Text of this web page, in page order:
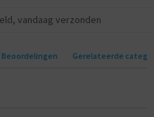
vandaag verzonden
Beoordelingen Gerelateerde